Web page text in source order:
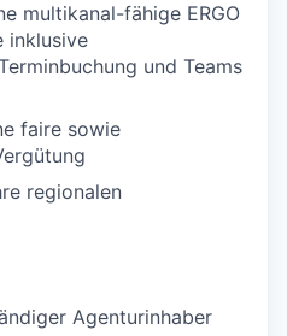
multikanal-fähige ERGO
inklusive
und Teams
faire sowie
regionalen
Agenturinhaber